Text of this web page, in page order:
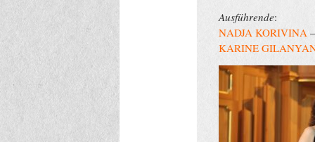
Ausführende:
NADJA KORIVINA
KARINE